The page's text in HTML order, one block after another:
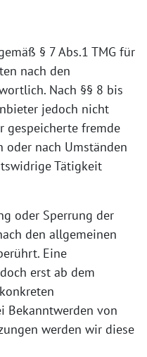
§ 7 Abs.1 TMG für
nach den
Nach §§ 8 bis
jedoch nicht
gespeicherte fremde
oder nach Umständen
Tätigkeit
oder Sperrung der
den allgemeinen
Eine
erst ab dem
Bekanntwerden von
werden wir diese